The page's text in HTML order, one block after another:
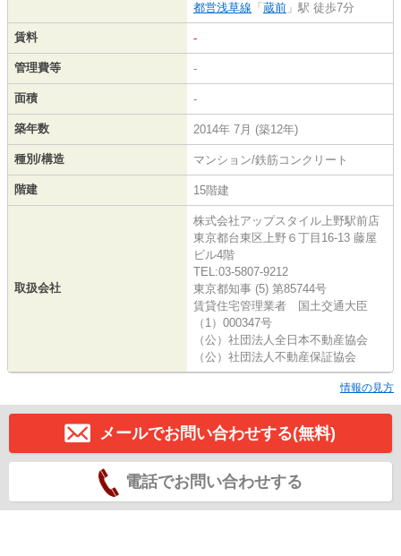
都営浅草線 「 蔵前 」駅 徒歩7分
賃料 -
管理費等 -
面積 -
築年数 2014年 7月 (築12年)
種別/構造 マンション/鉄筋コンクリート
階建 15階建
取扱会社
株式会社アップスタイル上野駅前店
東京都台東区上野６丁目16-13 藤屋
ビル4階
TEL:03-5807-9212
東京都知事 (5) 第85744号
賃貸住宅管理業者 国土交通大臣
（1）000347号
（公）社団法人全日本不動産協会
（公）社団法人不動産保証協会
情報の見方
メールでお問い合わせする(無料)
電話でお問い合わせする